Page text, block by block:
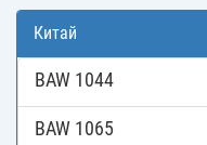
Китай
BAW 1044
BAW 1065